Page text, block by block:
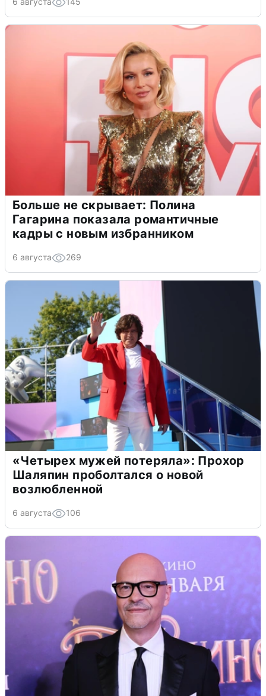
Больше не скрывает: Полина
Гагарина показала романтичные
кадры с новым избранником
6 августа 269
«Четырех мужей потеряла»: Прохор
Шаляпин проболтался о новой
возлюбленной
6 августа 106